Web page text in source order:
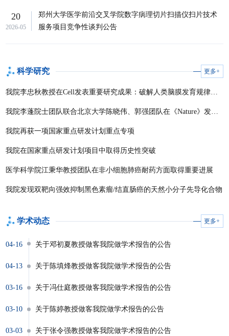
20
2026-05
郑州大学医学前沿交叉学院数字病理切片扫描仪扫片技术
服务项目竞争性谈判公告
科学研究 更多+
我院李忠秋教授在Cell发表重要研究成果：破解人类脑膜发育规律，揭示脑膜指挥大脑皮层构建的关键机制
我院李蓬院士团队联合北京大学陈晓伟、郭强团队在《Nature》发文揭示内质网膜稳态调控新机制
我院再获一项国家重点研发计划重点专项
我院在国家重点研发计划项目中取得历史性突破
医学科学院江秉华教授团队在非小细胞肺癌耐药方面取得重要进展
我院发现双靶向强效抑制黑色素瘤/结直肠癌的天然小分子先导化合物
学术动态 更多+
04-16 关于邓初夏教授做客我院做学术报告的公告
04-13 关于陈填烽教授做客我院做学术报告的公告
03-16 关于冯仕庭教授做客我院做学术报告的公告
03-10 关于陈婷教授做客我院做学术报告的公告
03-03 关于张令强教授做客我院做学术报告的公告